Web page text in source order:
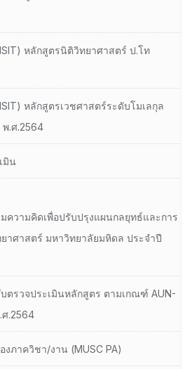
หลักสูตรนิติวิทยาศาสตร์ ป.โท
หลักสูตรเวชศาสตร์ระดับโมเลกุล
พ.ศ.2564
มิน
ความคิดเพื่อปรับปรุงแผนกลยุทธ์และการ
าศาสตร์ มหาวิทยาลัยมหิดล ประจำปี
ตรวจประเมินหลักสูตร ตามเกณฑ์ AUN-
.2564
ภาควิชา/งาน (MUSC PA)